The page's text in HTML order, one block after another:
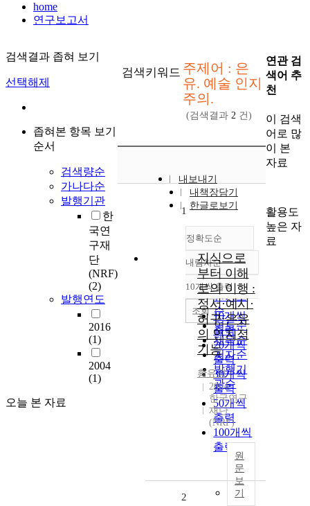
home
연구보고서
검색결과 좁혀 보기
선택해제
좁혀본 항목 보기
순서
검색량순
가나다순
발행기관
한
국연
구재
단
(NRF)
(2)
발행연도
2016
(1)
2004
(1)
오늘 본 자료
검색키워드 주제어 : 은
유. 예술 인지
주의.
(검색결과 2 건)
내보내기
내책장담기
한글로보기
정확도순
정확도
순
인기도
순
연도순
제목순
저자순
발행기
관순
내림차순
내림차순
10개씩 출력
10개씩
출력
20개씩
출력
30개씩
출력
50개씩
출력
100개씩
출력
조회
1
지식으로
부터 이해
로의 이행 :
정서·예시·
허구·은유
의 인지적
기능
황유경
2004
한국연구
재단
(NRF)
원
문
보
기
2
연관 검
색어 추
천
이 검색
어로 많
이 본
자료
활용도
높은 자
료